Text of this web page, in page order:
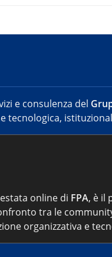
e consulenza del
tecnologica,
online di FPA, è il
tra le
organizzativa e